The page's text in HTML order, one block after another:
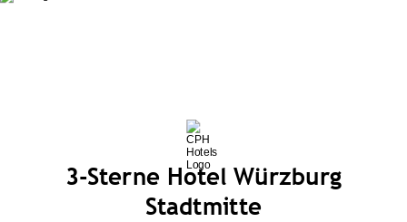
3-Sterne Hotel Würzburg
Stadtmitte